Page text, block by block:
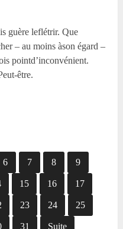
guère leflétrir. Que
– au moins àson égard –
pointd’inconvénient.
être.
6 7 8 9
15 16 17
23 24 25
31 Suite